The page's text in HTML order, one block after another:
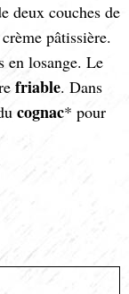
deux couches de
pâtissière.
en losange. Le
friable. Dans
cognac* pour